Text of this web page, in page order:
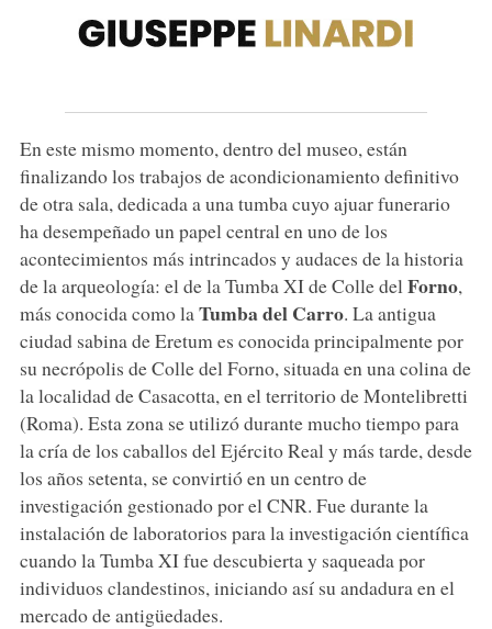
En este mismo momento, dentro del museo, están
finalizando los trabajos de acondicionamiento definitivo
de otra sala, dedicada a una tumba cuyo ajuar funerario
ha desempeñado un papel central en uno de los
acontecimientos más intrincados y audaces de la historia
de la arqueología: el de la Tumba XI de Colle del Forno,
más conocida como la Tumba del Carro. La antigua
ciudad sabina de Eretum es conocida principalmente por
su necrópolis de Colle del Forno, situada en una colina de
la localidad de Casacotta, en el territorio de Montelibretti
(Roma). Esta zona se utilizó durante mucho tiempo para
la cría de los caballos del Ejército Real y más tarde, desde
los años setenta, se convirtió en un centro de
investigación gestionado por el CNR. Fue durante la
instalación de laboratorios para la investigación científica
cuando la Tumba XI fue descubierta y saqueada por
individuos clandestinos, iniciando así su andadura en el
mercado de antigüedades.